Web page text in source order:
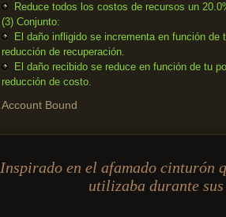
Reduce todos los costos de recursos un
(3) Conjunto:
El daño infligido se incrementa en función de
reducción de recuperación.
El daño recibido se reduce en función de tu
reducción de costo.
Account Bound
Inspirado en el afamado cinturón
utilizaba durante